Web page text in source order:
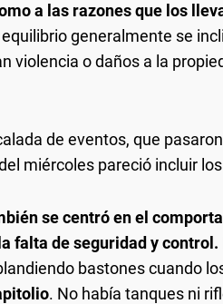
a las razones que los
generalmente se
violencia o daños a la
de eventos, que
miércoles pareció incluir
se centró en el
la falta de seguridad y control.
bastones cuando
. No había tanques ni